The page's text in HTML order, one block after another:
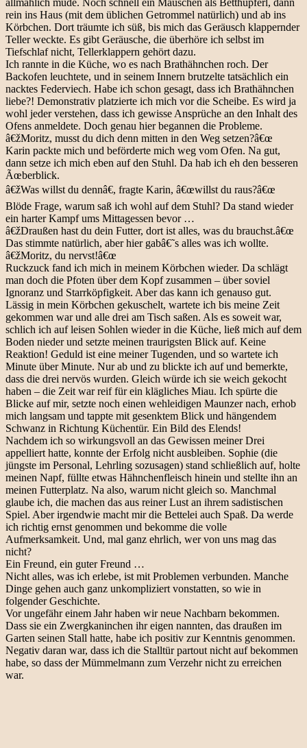
rein ins Haus (mit dem üblichen Getrommel natürlich) und ab ins
Körbchen. Dort träumte ich süß, bis mich das Geräusch klappernder
Teller weckte. Es gibt Geräusche, die überhöre ich selbst im
Tiefschlaf nicht, Tellerklappern gehört dazu.
Ich rannte in die Küche, wo es nach Brathähnchen roch. Der
Backofen leuchtete, und in seinem Innern brutzelte tatsächlich ein
nacktes Federviech. Habe ich schon gesagt, dass ich Brathähnchen
liebe?! Demonstrativ platzierte ich mich vor die Scheibe. Es wird ja
wohl jeder verstehen, dass ich gewisse Ansprüche an den Inhalt des
Ofens anmeldete. Doch genau hier begannen die Probleme.
â€žMoritz, musst du dich denn mitten in den Weg setzen?â€œ
Karin packte mich und beförderte mich weg vom Ofen. Na gut,
dann setze ich mich eben auf den Stuhl. Da hab ich eh den besseren
Ãœberblick.
â€žWas willst du dennâ€, fragte Karin, â€œwillst du raus?â€œ
Blöde Frage, warum saß ich wohl auf dem Stuhl? Da stand wieder
ein harter Kampf ums Mittagessen bevor …
â€žDraußen hast du dein Futter, dort ist alles, was du brauchst.â€œ
Das stimmte natürlich, aber hier gabâ€˜s alles was ich wollte.
â€žMoritz, du nervst!â€œ
Ruckzuck fand ich mich in meinem Körbchen wieder. Da schlägt
man doch die Pfoten über dem Kopf zusammen – über soviel
Ignoranz und Starrköpfigkeit. Aber das kann ich genauso gut.
Lässig in mein Körbchen gekuschelt, wartete ich bis meine Zeit
gekommen war und alle drei am Tisch saßen. Als es soweit war,
schlich ich auf leisen Sohlen wieder in die Küche, ließ mich auf dem
Boden nieder und setzte meinen traurigsten Blick auf. Keine
Reaktion! Geduld ist eine meiner Tugenden, und so wartete ich
Minute über Minute. Nur ab und zu blickte ich auf und bemerkte,
dass die drei nervös wurden. Gleich würde ich sie weich gekocht
haben – die Zeit war reif für ein klägliches Miau. Ich spürte die
Blicke auf mir, setzte noch einen wehleidigen Maunzer nach, erhob
mich langsam und tappte mit gesenktem Blick und hängendem
Schwanz in Richtung Küchentür. Ein Bild des Elends!
Nachdem ich so wirkungsvoll an das Gewissen meiner Drei
appelliert hatte, konnte der Erfolg nicht ausbleiben. Sophie (die
jüngste im Personal, Lehrling sozusagen) stand schließlich auf, holte
meinen Napf, füllte etwas Hähnchenfleisch hinein und stellte ihn an
meinen Futterplatz. Na also, warum nicht gleich so. Manchmal
glaube ich, die machen das aus reiner Lust an ihrem sadistischen
Spiel. Aber irgendwie macht mir die Bettelei auch Spaß. Da werde
ich richtig ernst genommen und bekomme die volle
Aufmerksamkeit. Und, mal ganz ehrlich, wer von uns mag das
nicht?
Ein Freund, ein guter Freund …
Nicht alles, was ich erlebe, ist mit Problemen verbunden. Manche
Dinge gehen auch ganz unkompliziert vonstatten, so wie in
folgender Geschichte.
Vor ungefähr einem Jahr haben wir neue Nachbarn bekommen.
Dass sie ein Zwergkaninchen ihr eigen nannten, das draußen im
Garten seinen Stall hatte, habe ich positiv zur Kenntnis genommen.
Negativ daran war, dass ich die Stalltür partout nicht auf bekommen
habe, so dass der Mümmelmann zum Verzehr nicht zu erreichen
war.